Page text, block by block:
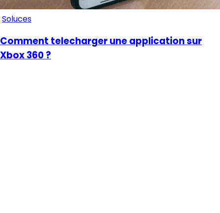
Soluces
Comment telecharger une application sur
Xbox 360 ?